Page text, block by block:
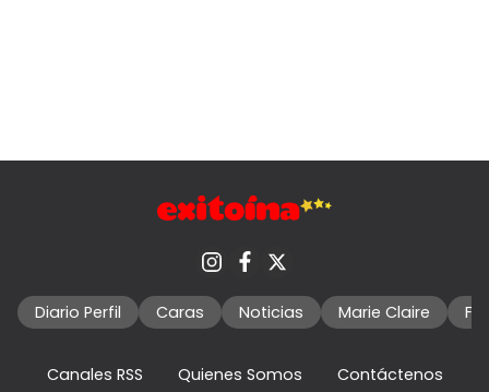
Diario Perfil Caras Noticias Marie Claire
Canales RSS Quienes Somos Contáctenos